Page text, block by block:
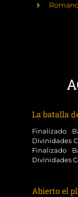
La batalla
Finalizado
Divinidades
Finalizado
Divinidades
Abierto el